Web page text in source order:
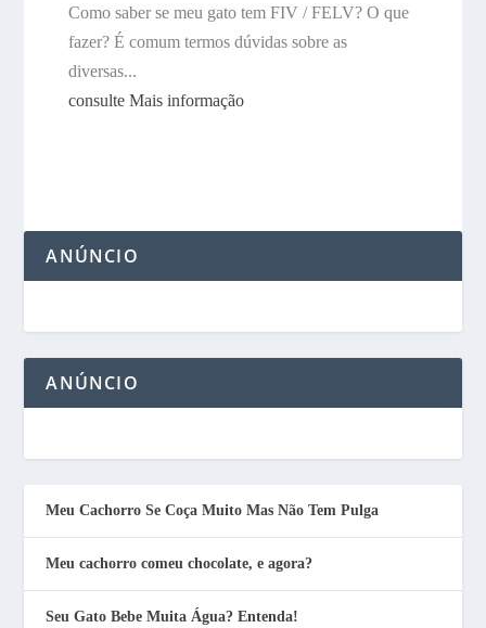
Como saber se meu gato tem FIV / FELV? O que
fazer? É comum termos dúvidas sobre as
diversas...
consulte Mais informação
ANÚNCIO
ANÚNCIO
Meu Cachorro Se Coça Muito Mas Não Tem Pulga
Meu cachorro comeu chocolate, e agora?
Seu Gato Bebe Muita Água? Entenda!